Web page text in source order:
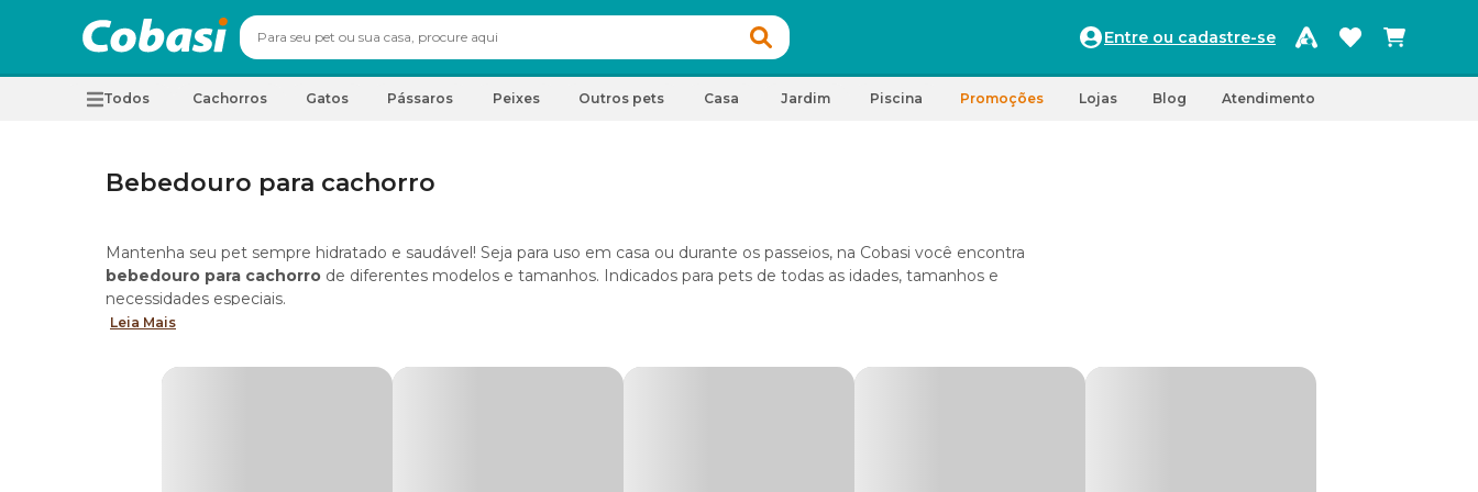
Entre ou cadastre-se
Todos Cachorros Gatos Pássaros Peixes Outros pets Casa Jardim Piscina Promoções Lojas Blog Atendimento
Bebedouro para cachorro
Mantenha seu pet sempre hidratado e saudável! Seja para uso em casa ou durante os passeios, na Cobasi você encontra
bebedouro para cachorro de diferentes modelos e tamanhos. Indicados para pets de todas as idades, tamanhos e
necessidades especiais.
Leia Mais